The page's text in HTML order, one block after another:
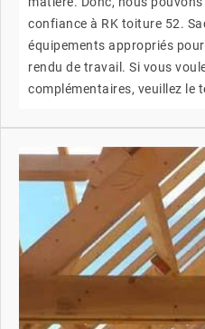
confiance à RK toiture 52.
équipements appropriés
rendu de travail. Si vous
complémentaires, veuillez le